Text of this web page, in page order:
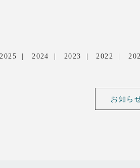
2025 2024 2023 2022
お知ら